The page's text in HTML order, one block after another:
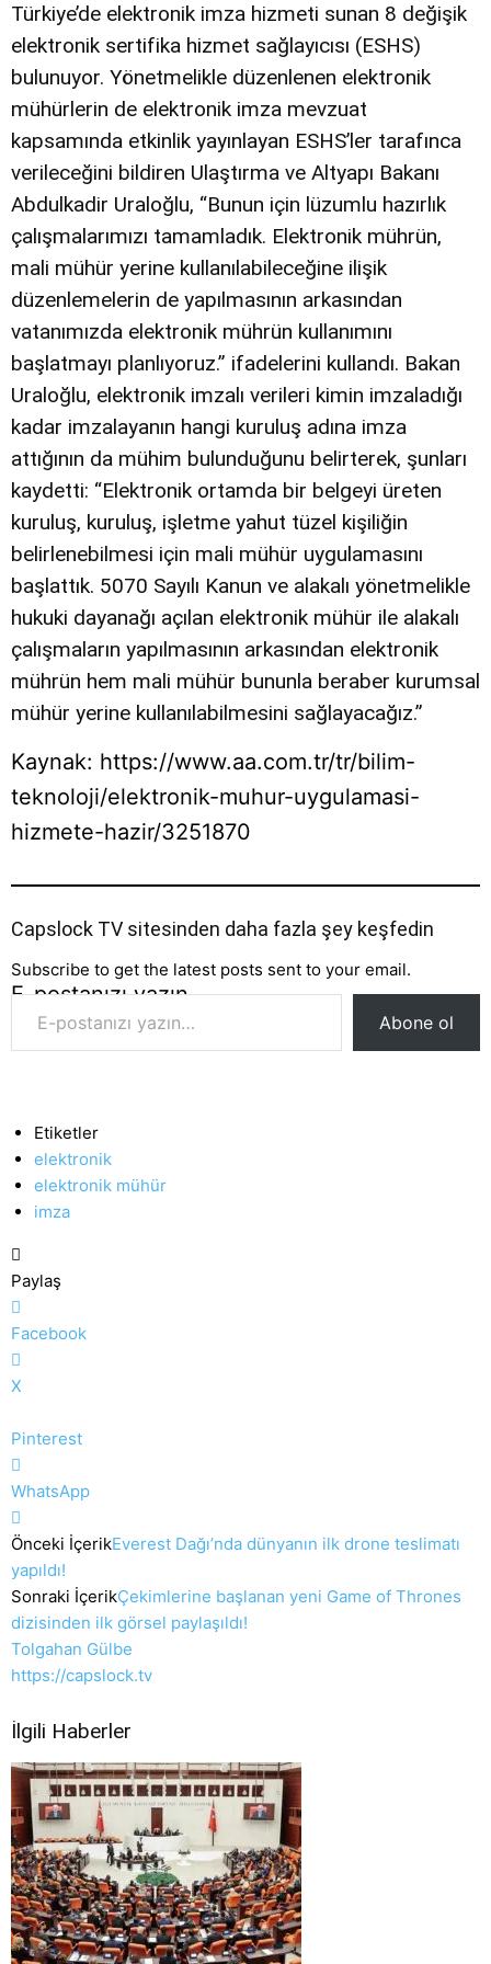
Türkiye’de elektronik imza hizmeti sunan 8 değişik
elektronik sertifika hizmet sağlayıcısı (ESHS)
bulunuyor. Yönetmelikle düzenlenen elektronik
mühürlerin de elektronik imza mevzuat
kapsamında etkinlik yayınlayan ESHS’ler tarafınca
verileceğini bildiren Ulaştırma ve Altyapı Bakanı
Abdulkadir Uraloğlu, “Bunun için lüzumlu hazırlık
çalışmalarımızı tamamladık. Elektronik mührün,
mali mühür yerine kullanılabileceğine ilişik
düzenlemelerin de yapılmasının arkasından
vatanımızda elektronik mührün kullanımını
başlatmayı planlıyoruz.” ifadelerini kullandı. Bakan
Uraloğlu, elektronik imzalı verileri kimin imzaladığı
kadar imzalayanın hangi kuruluş adına imza
attığının da mühim bulunduğunu belirterek, şunları
kaydetti: “Elektronik ortamda bir belgeyi üreten
kuruluş, kuruluş, işletme yahut tüzel kişiliğin
belirlenebilmesi için mali mühür uygulamasını
başlattık. 5070 Sayılı Kanun ve alakalı yönetmelikle
hukuki dayanağı açılan elektronik mühür ile alakalı
çalışmaların yapılmasının arkasından elektronik
mührün hem mali mühür bununla beraber kurumsal
mühür yerine kullanılabilmesini sağlayacağız.”
Kaynak: https://www.aa.com.tr/tr/bilim-
teknoloji/elektronik-muhur-uygulamasi-
hizmete-hazir/3251870
Capslock TV sitesinden daha fazla şey keşfedin
Subscribe to get the latest posts sent to your email.
E-postanızı yazın…
Abone ol
Etiketler
elektronik
elektronik mühür
imza
Paylaş
Facebook
X
Pinterest
WhatsApp
Önceki İçerikEverest Dağı’nda dünyanın ilk drone teslimatı
yapıldı!
Sonraki İçerikÇekimlerine başlanan yeni Game of Thrones
dizisinden ilk görsel paylaşıldı!
Tolgahan Gülbe
https://capslock.tv
İlgili Haberler